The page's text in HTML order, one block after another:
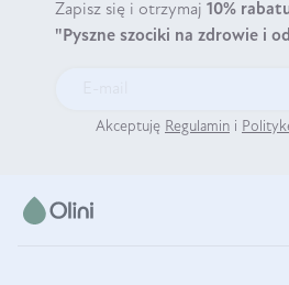
Zapisz się i otrzymaj 10%
"Pyszne szociki na zdrowie i
Akceptuję Regulamin i